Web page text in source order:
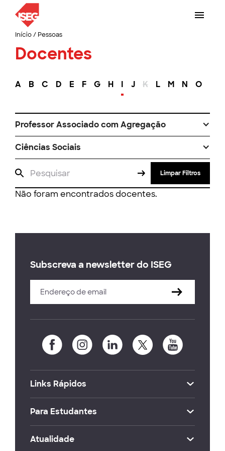
Início/ Pessoas
Docentes
A B C D E F G H I J K L M N O
Professor Associado com Agregação
Ciências Sociais
Limpar Filtros
Não foram encontrados docentes.
Subscreva a newsletter do ISEG
Links Rápidos
Para Estudantes
Atualidade